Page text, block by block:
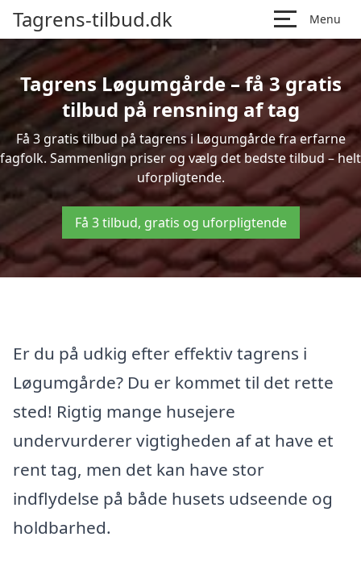
Tagrens-tilbud.dk Menu
Tagrens Løgumgårde – få 3 gratis
tilbud på rensning af tag
Få 3 gratis tilbud på tagrens i Løgumgårde fra erfarne
fagfolk. Sammenlign priser og vælg det bedste tilbud – helt
uforpligtende.
Få 3 tilbud, gratis og uforpligtende
Er du på udkig efter effektiv tagrens i
Løgumgårde? Du er kommet til det rette
sted! Rigtig mange husejere
undervurderer vigtigheden af at have et
rent tag, men det kan have stor
indflydelse på både husets udseende og
holdbarhed.